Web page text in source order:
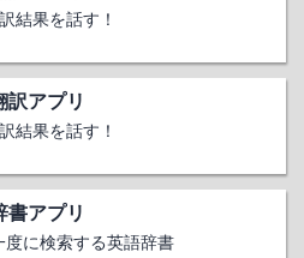
結果を話す！
アプリ
結果を話す！
アプリ
に検索する英語辞書